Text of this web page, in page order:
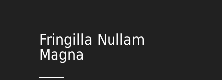
Fringilla Nullam
Magna